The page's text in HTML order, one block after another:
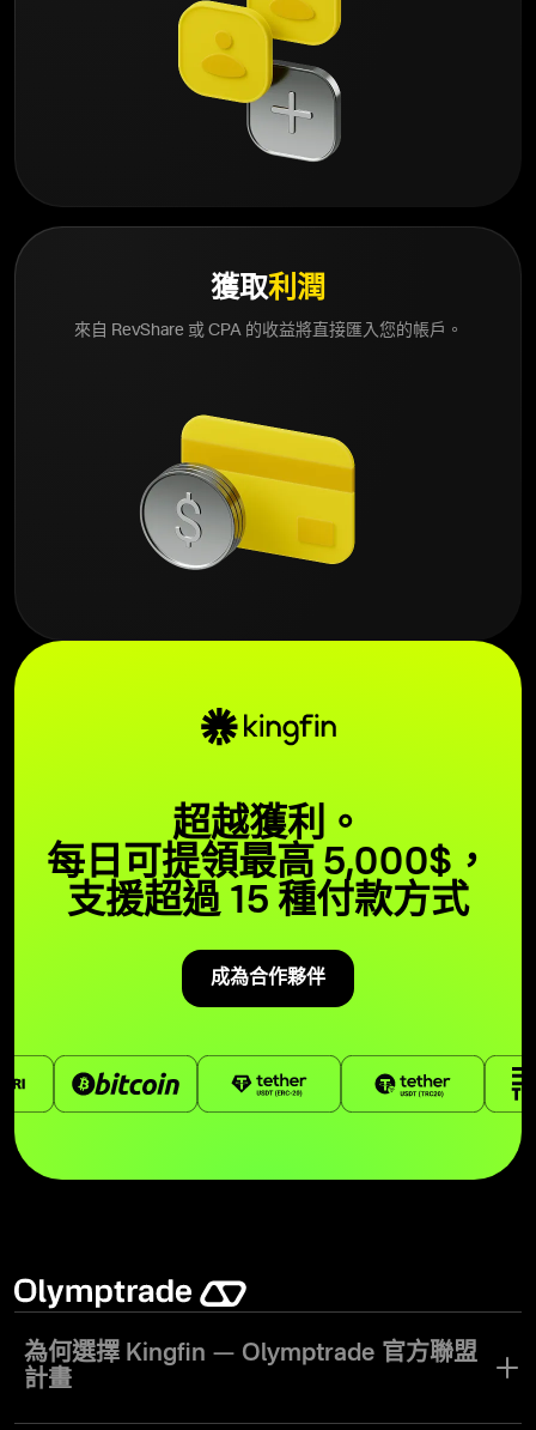
獲取利潤
來自 RevShare 或 CPA 的收益將直接匯入您的帳戶。
超越獲利。
每日可提領最高 5,000$，
支援超過 15 種付款方式
成為合作夥伴
為何選擇 Kingfin — Olymptrade 官方聯盟
計畫